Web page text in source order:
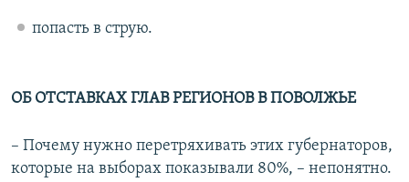
попасть в струю.
ОБ ОТСТАВКАХ ГЛАВ РЕГИОНОВ В ПОВОЛЖЬЕ
– Почему нужно перетряхивать этих губернаторов,
которые на выборах показывали 80%, – непонятно.